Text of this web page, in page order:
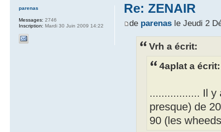
Re: ZENAIR
de parenasle Jeudi 2
Vrh a écrit:
4aplat a écrit:
................. Il y
presque) de
90 (les
parenas
Messages: 2746
Inscription: Mardi 30 Juin 2009 14:22